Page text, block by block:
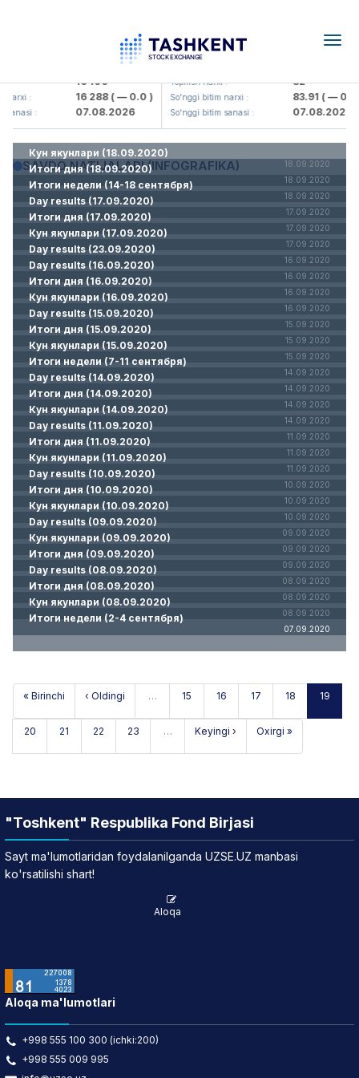
: 16 100
narxi : 16 288( — 0.0 )
: 07.08.2026
KFSK (<Kafolat sug'urta
Yopilish narxi : 82
So'nggi bitim narxi : 83.91( — 0.0 )
So'nggi bitim sanasi : 07.08.2026
SAVDO NATIJALARI (INFOGRAFIKA)
Кун якунлари (18.09.2020)
18.09.2020
Итоги дня (18.09.2020)
18.09.2020
Итоги недели (14-18 сентября)
18.09.2020
Day results (17.09.2020)
17.09.2020
Итоги дня (17.09.2020)
17.09.2020
Кун якунлари (17.09.2020)
17.09.2020
Day results (23.09.2020)
16.09.2020
Day results (16.09.2020)
16.09.2020
Итоги дня (16.09.2020)
16.09.2020
Кун якунлари (16.09.2020)
16.09.2020
Day results (15.09.2020)
15.09.2020
Итоги дня (15.09.2020)
15.09.2020
Кун якунлари (15.09.2020)
15.09.2020
Итоги недели (7-11 сентября)
14.09.2020
Day results (14.09.2020)
14.09.2020
Итоги дня (14.09.2020)
14.09.2020
Кун якунлари (14.09.2020)
14.09.2020
Day results (11.09.2020)
11.09.2020
Итоги дня (11.09.2020)
11.09.2020
Кун якунлари (11.09.2020)
11.09.2020
Day results (10.09.2020)
10.09.2020
Итоги дня (10.09.2020)
10.09.2020
Кун якунлари (10.09.2020)
10.09.2020
Day results (09.09.2020)
09.09.2020
Кун якунлари (09.09.2020)
09.09.2020
Итоги дня (09.09.2020)
09.09.2020
Day results (08.09.2020)
08.09.2020
Итоги дня (08.09.2020)
08.09.2020
Кун якунлари (08.09.2020)
08.09.2020
Итоги недели (2-4 сентября)
07.09.2020
« Birinchi ‹ Oldingi … 15 16 17 18 19
20 21 22 23 … Keyingi › Oxirgi »
"Toshkent" Respublika Fond Birjasi
Sayt ma'lumotlaridan foydalanilganda UZSE.UZ manbasi
ko'rsatilishi shart!
Aloqa
Aloqa ma'lumotlari
+998 555 100 300 (ichki:200)
+998 555 009 995